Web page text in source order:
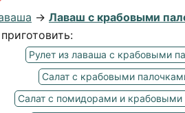
→ Лаваш с крабовыми
Рулет из лаваша с крабовыми
Салат с крабовыми
Салат с помидорами и крабовыми